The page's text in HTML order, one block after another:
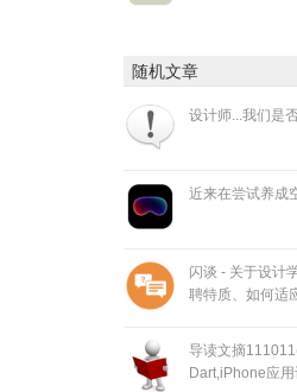
随机文章
设计师...我们是
近来在尝试养成
闪谈 - 关于设计
聘特质、如何适
导读文摘
Dart,iPhone应